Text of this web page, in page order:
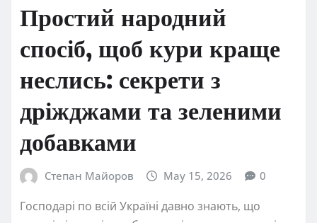
Простий народний
спосіб, щоб кури краще
неслись: секрети з
дріжджами та зеленими
добавками
Степан Майоров May 15, 2026 0
Господарі по всій Україні давно знають, що